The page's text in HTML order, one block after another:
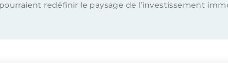
redéfinir le paysage de l’investissement